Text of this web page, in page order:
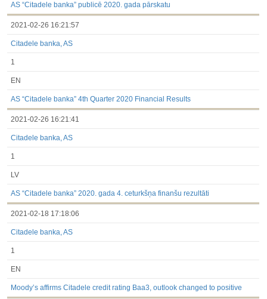
AS “Citadele banka” publicē 2020. gada pārskatu
2021-02-26 16:21:57
Citadele banka, AS
1
EN
AS “Citadele banka” 4th Quarter 2020 Financial Results
2021-02-26 16:21:41
Citadele banka, AS
1
LV
AS “Citadele banka” 2020. gada 4. ceturkšņa finanšu rezultāti
2021-02-18 17:18:06
Citadele banka, AS
1
EN
Moody’s affirms Citadele credit rating Baa3, outlook changed to positive